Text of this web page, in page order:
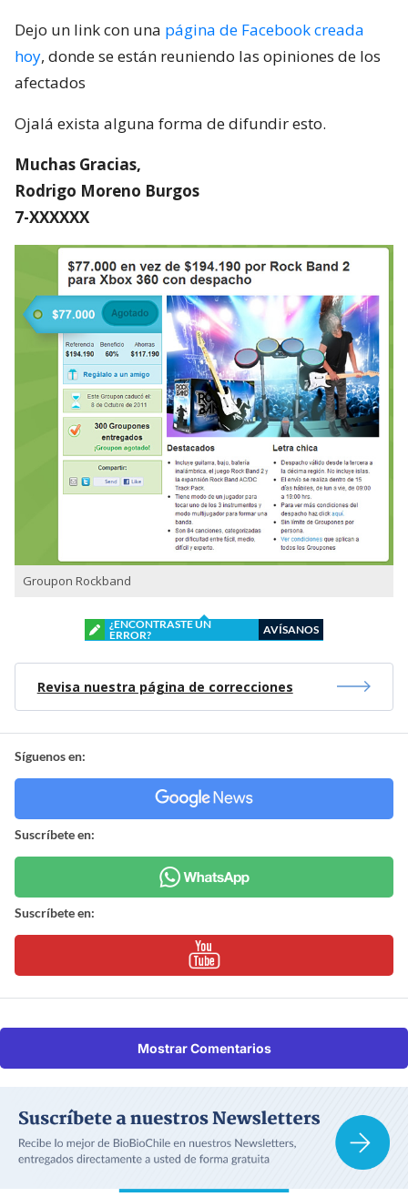
Dejo un link con una página de Facebook creada
hoy, donde se están reuniendo las opiniones de los
afectados
Ojalá exista alguna forma de difundir esto.
Muchas Gracias,
Rodrigo Moreno Burgos
7-XXXXXX
Groupon Rockband
¿ENCONTRASTE UN
ERROR?
AVÍSANOS
Revisa nuestra página de correcciones
Síguenos en:
Suscríbete en:
Suscríbete en:
Mostrar Comentarios